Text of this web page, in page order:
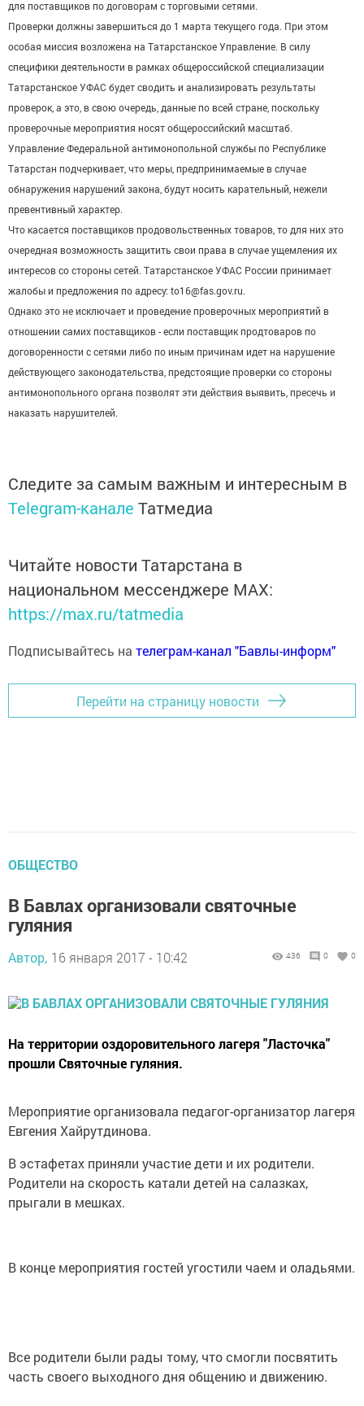
для поставщиков по договорам с торговыми сетями.
Проверки должны завершиться до 1 марта текущего года. При этом
особая миссия возложена на Татарстанское Управление. В силу
специфики деятельности в рамках общероссийской специализации
Татарстанское УФАС будет сводить и анализировать результаты
проверок, а это, в свою очередь, данные по всей стране, поскольку
проверочные мероприятия носят общероссийский масштаб.
Управление Федеральной антимонопольной службы по Республике
Татарстан подчеркивает, что меры, предпринимаемые в случае
обнаружения нарушений закона, будут носить карательный, нежели
превентивный характер.
Что касается поставщиков продовольственных товаров, то для них это
очередная возможность защитить свои права в случае ущемления их
интересов со стороны сетей. Татарстанское УФАС России принимает
жалобы и предложения по адресу: to16@fas.gov.ru.
Однако это не исключает и проведение проверочных мероприятий в
отношении самих поставщиков - если поставщик продтоваров по
договоренности с сетями либо по иным причинам идет на нарушение
действующего законодательства, предстоящие проверки со стороны
антимонопольного органа позволят эти действия выявить, пресечь и
наказать нарушителей.
Следите за самым важным и интересным в
Telegram-канале Татмедиа
Читайте новости Татарстана в
национальном мессенджере MАХ:
https://max.ru/tatmedia
Подписывайтесь на телеграм-канал "Бавлы-информ"
Перейти на страницу новости
ОБЩЕСТВО
В Бавлах организовали святочные
гуляния
Автор, 16 января 2017 - 10:42 436 0 0
На территории оздоровительного лагеря "Ласточка"
прошли Святочные гуляния.
Мероприятие организовала педагог-организатор лагеря
Евгения Хайрутдинова.
В эстафетах приняли участие дети и их родители.
Родители на скорость катали детей на салазках,
прыгали в мешках.
В конце мероприятия гостей угостили чаем и оладьями.
Все родители были рады тому, что смогли посвятить
часть своего выходного дня общению и движению.